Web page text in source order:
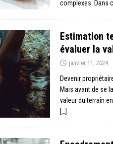
complexes. Dans
Estimation
évaluer la
janvier 11, 2024
Devenir
Mais avant de se
valeur du terrain
[…]